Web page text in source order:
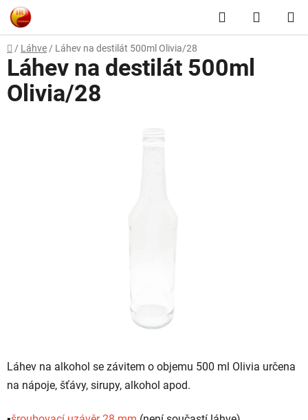
Přejít
na
obsah
Hledat
KOŠÍK
Domů
/ Láhve / Láhev na destilát 500ml Olivia/28
Láhev na alkohol se závitem o objemu 500 ml Olivia určena
na nápoje, šťávy, sirupy, alkohol apod.
Láhev na destilát 500ml
Olivia/28